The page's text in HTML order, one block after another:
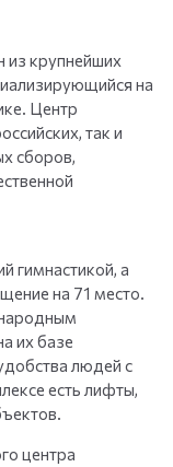
из крупнейших
на
Центр
так и
сборов,
гимнастикой, а
на 71 место.
их базе
людей с
есть лифты,
центра